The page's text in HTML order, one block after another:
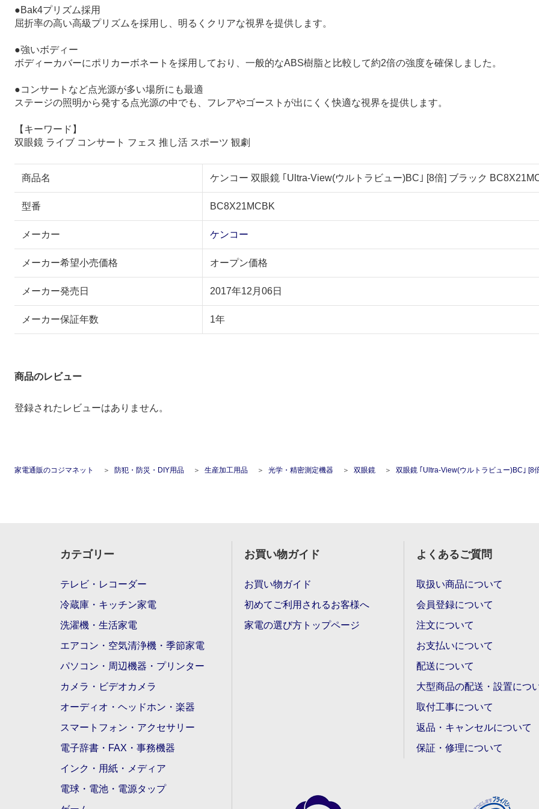
●Bak4プリズム採用
屈折率の高い高級プリズムを採用し、明るくクリアな視界を提供します。
●強いボディー
ボディーカバーにポリカーボネートを採用しており、一般的なABS樹脂と比較して約2倍の強度を確保しました。
●コンサートなど点光源が多い場所にも最適
ステージの照明から発する点光源の中でも、フレアやゴーストが出にくく快適な視界を提供します。
【キーワード】
双眼鏡 ライブ コンサート フェス 推し活 スポーツ 観劇
商品名 ケンコー 双眼鏡 ｢Ultra-View(ウルトラビュー)BC｣ [8倍] ブラック
型番 BC8X21MCBK
メーカー ケンコー
メーカー希望小売価格 オープン価格
メーカー発売日 2017年12月06日
メーカー保証年数 1年
商品のレビュー
登録されたレビューはありません。
家電通販のコジマネット 防犯・防災・DIY用品 生産加工用品 光学・精密測定機器 双眼鏡 双眼鏡 ｢Ultra-View(ウルトラビュー)BC｣ [8倍] ブ
カテゴリー
テレビ・レコーダー
冷蔵庫・キッチン家電
洗濯機・生活家電
エアコン・空気清浄機・季節家電
パソコン・周辺機器・プリンター
カメラ・ビデオカメラ
オーディオ・ヘッドホン・楽器
スマートフォン・アクセサリー
電子辞書・FAX・事務機器
インク・用紙・メディア
電球・電池・電源タップ
お買い物ガイド
お買い物ガイド
初めてご利用されるお客様へ
家電の選び方トップページ
よくあるご質問
取扱い商品について
会員登録について
注文について
お支払いについて
配送について
大型商品の配送・設置につ
取付工事について
返品・キャンセルについて
保証・修理について